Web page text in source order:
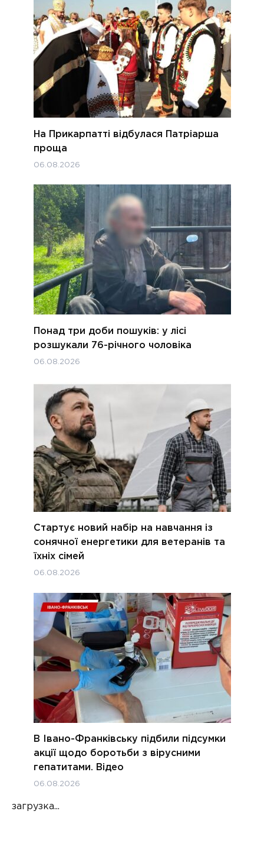
На Прикарпатті відбулася Патріарша
проща
06.08.2026
Понад три доби пошуків: у лісі
розшукали 76-річного чоловіка
06.08.2026
Стартує новий набір на навчання із
сонячної енергетики для ветеранів та
їхніх сімей
06.08.2026
В Івано-Франківську підбили підсумки
акції щодо боротьби з вірусними
гепатитами. Відео
06.08.2026
загрузка...